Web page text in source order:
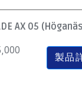
AX 05
製品